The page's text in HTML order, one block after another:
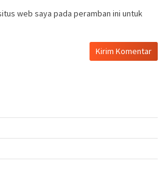
web saya pada peramban ini untuk